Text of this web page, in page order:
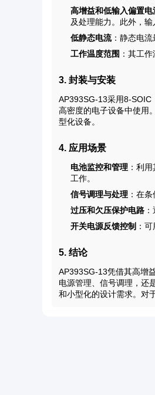
高增益和低输入偏置电
及处理能力。此外，
低静态电流：静态电流
工作温度范围 ：其工
3. 封装与安装
AP393SG-13采用8-
高密度的电子设备中使用
型化设备。
4. 应用场景
电池监控和管理 ：利
工作。
信号调理与处理 ：在
过压和欠压保护电路
开关电源反馈控制 ：
5. 结论
AP393SG-13凭借其高增
电源管理、信号调理，还
和小型化的设计需求。对